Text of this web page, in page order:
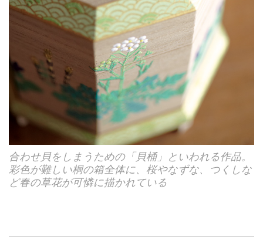
合わせ貝をしまうための「貝桶」といわれる作品。
彩色が難しい桐の箱全体に、桜やなずな、つくしな
ど春の草花が可憐に描かれている